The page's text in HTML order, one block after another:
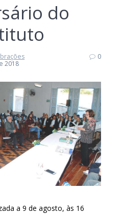
do
2018
0
a 9 de agosto, às 16